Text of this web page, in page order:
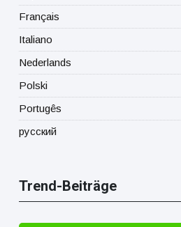
Français
Italiano
Nederlands
Polski
Portugês
русский
Trend-Beiträge